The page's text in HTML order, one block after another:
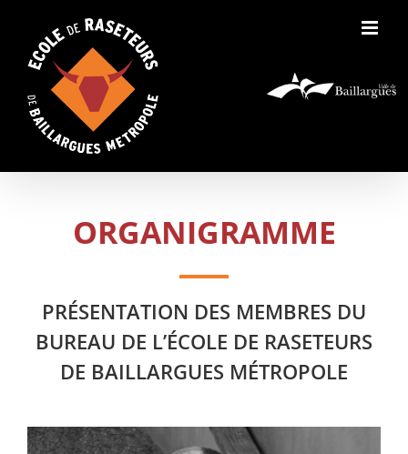
content
ORGANIGRAMME
PRÉSENTATION DES MEMBRES DU
BUREAU DE L’ÉCOLE DE RASETEURS
DE BAILLARGUES MÉTROPOLE